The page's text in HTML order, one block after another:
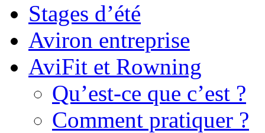
Stages d’été
Aviron entreprise
AviFit et Rowning
Qu’est-ce que c’est ?
Comment pratiquer ?